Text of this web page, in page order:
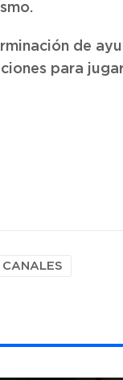
de
para
CANALES